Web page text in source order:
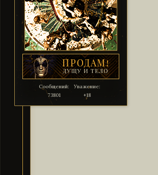
Сообщений:
73801
Уважение:
+18